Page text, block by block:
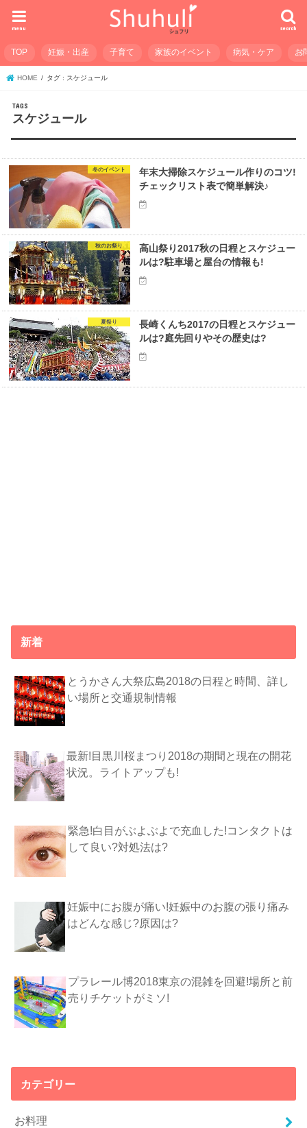
search
menu
TOP 妊娠・出産 子育て 家族のイベント 病気・ケア お
HOME タグ : スケジュール
スケジュール
冬のイベント
年末大掃除スケジュール作りのコツ!
チェックリスト表で簡単解決♪
秋のお祭り
高山祭り2017秋の日程とスケジュー
ルは?駐車場と屋台の情報も!
夏祭り
長崎くんち2017の日程とスケジュー
ルは?庭先回りやその歴史は?
新着
とうかさん大祭広島2018の日程と時間、詳し
い場所と交通規制情報
最新!目黒川桜まつり2018の期間と現在の開花
状況。ライトアップも!
緊急!白目がぶよぶよで充血した!コンタクトは
して良い?対処法は?
妊娠中にお腹が痛い!妊娠中のお腹の張り痛み
はどんな感じ?原因は?
プラレール博2018東京の混雑を回避!場所と前
売りチケットがミソ!
カテゴリー
お料理